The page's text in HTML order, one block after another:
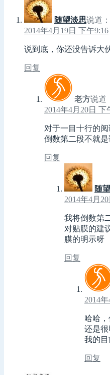
随望淡思说道：
2014年4月19日 下午9:16
说到底，你还没告诉大
回复
老方说道
2014年4月20日 下
对于一目十行的
倒数第二段不就是
回复
随
2014年4月
我将倒数第
对贴膜的建
膜的明示呀
回复
2014
哈哈
还是很
我的目
回复